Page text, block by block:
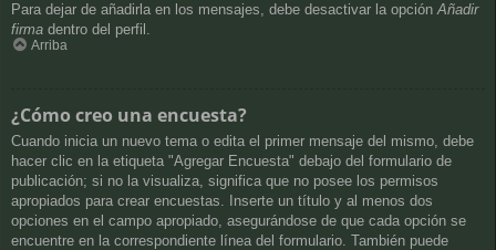
Para dejar de añadirla en los mensajes, debe desactivar la opciónAñadir
firma dentro del perfil.
Arriba
¿Cómo creo una encuesta?
Cuando inicia un nuevo tema o edita el primer mensaje del mismo, debe
hacer clic en la etiqueta "Agregar Encuesta" debajo del formulario de
publicación; si no la visualiza, significa que no posee los permisos
apropiados para crear encuestas. Inserte un título y al menos dos
opciones en el campo apropiado, asegurándose de que cada opción se
encuentre en la correspondiente línea del formulario. También puede